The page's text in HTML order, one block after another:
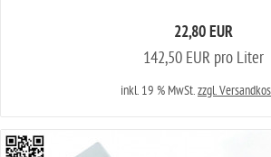
22,80 EUR
142,50 EUR pro Liter
inkl. 19 % MwSt.zzgl.